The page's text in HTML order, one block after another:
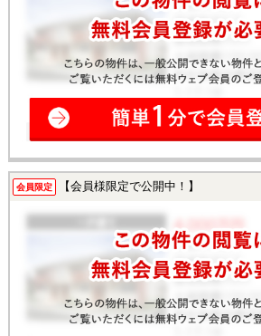
会員限定 【会員様限定で公開中！】